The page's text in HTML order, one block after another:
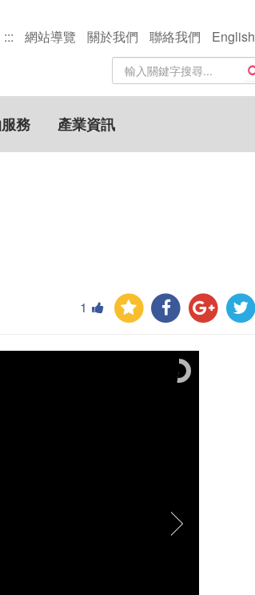
::: 網站導覽 關於我們 聯絡我們
English
站
內
搜
尋
關
鍵
務 產業資訊
1